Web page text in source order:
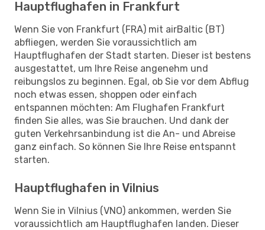
Hauptflughafen in Frankfurt
Wenn Sie von Frankfurt (FRA) mit airBaltic (BT)
abfliegen, werden Sie voraussichtlich am
Hauptflughafen der Stadt starten. Dieser ist bestens
ausgestattet, um Ihre Reise angenehm und
reibungslos zu beginnen. Egal, ob Sie vor dem Abflug
noch etwas essen, shoppen oder einfach
entspannen möchten: Am Flughafen Frankfurt
finden Sie alles, was Sie brauchen. Und dank der
guten Verkehrsanbindung ist die An- und Abreise
ganz einfach. So können Sie Ihre Reise entspannt
starten.
Hauptflughafen in Vilnius
Wenn Sie in Vilnius (VNO) ankommen, werden Sie
voraussichtlich am Hauptflughafen landen. Dieser